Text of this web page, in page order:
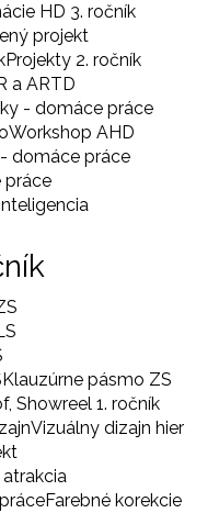
HD 3. ročník
projekt
Projekty 2. ročník
a ARTD
- domáce práce
Workshop AHD
- domáce práce
práce
Klauzúrne pásmo ZS
Showreel 1. ročník
Vizuálny dizajn hier
atrakcia
Farebné korekcie